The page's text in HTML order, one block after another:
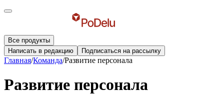
Все продукты
Написать в редакцию
Подписаться на рассылку
Главная/Команда/Развитие персонала
Развитие персонала